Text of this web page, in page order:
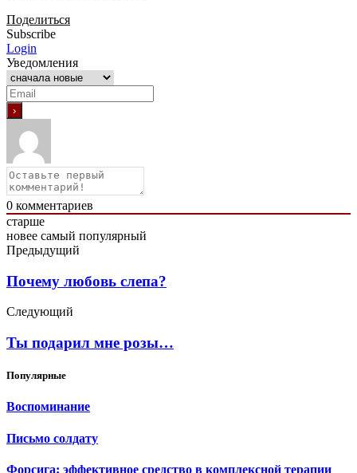
Поделиться
Subscribe
Login
Уведомления
0 комментариев
старше
новее самый популярный
Предыдущий
Почему любовь слепа?
Следующий
Ты подарил мне розы…
Популярные
Воспоминание
Письмо солдату
Форсига: эффективное средство в комплексной терапии